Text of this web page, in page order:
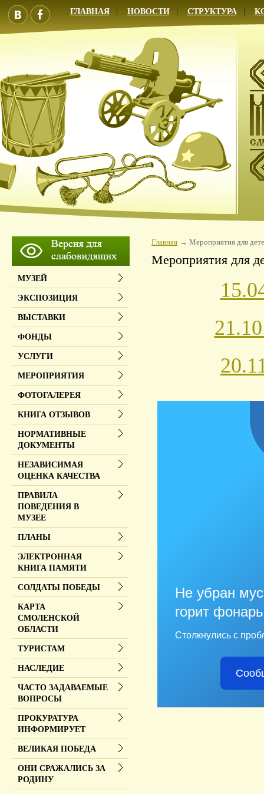
ГЛАВНАЯ НОВОСТИ СТРУКТУРА
Главная Мероприятия для
Мероприятия для
Не убран
горит
Столкнулись с
МУЗЕЙ
ЭКСПОЗИЦИЯ
ВЫСТАВКИ
ФОНДЫ
УСЛУГИ
МЕРОПРИЯТИЯ
ФОТОГАЛЕРЕЯ
КНИГА ОТЗЫВОВ
НОРМАТИВНЫЕ
ДОКУМЕНТЫ
НЕЗАВИСИМАЯ
ОЦЕНКА КАЧЕСТВА
ПРАВИЛА
ПОВЕДЕНИЯ В
МУЗЕЕ
ПЛАНЫ
ЭЛЕКТРОННАЯ
КНИГА ПАМЯТИ
СОЛДАТЫ ПОБЕДЫ
КАРТА
СМОЛЕНСКОЙ
ОБЛАСТИ
ТУРИСТАМ
НАСЛЕДИЕ
ЧАСТО ЗАДАВАЕМЫЕ
ВОПРОСЫ
ПРОКУРАТУРА
ИНФОРМИРУЕТ
ВЕЛИКАЯ ПОБЕДА
ОНИ СРАЖАЛИСЬ ЗА
РОДИНУ